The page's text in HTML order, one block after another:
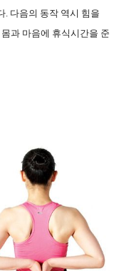
. 다음의 동작 역시 힘을
과 마음에 휴식시간을 준